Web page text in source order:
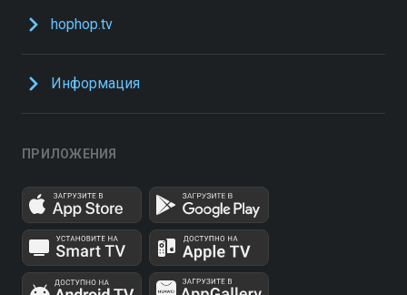
hophop.tv
Информация
ПРИЛОЖЕНИЯ